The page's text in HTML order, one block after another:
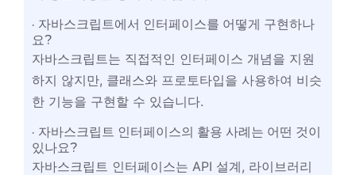
자바스크립트에서 인터페이스를 어떻게 구현하나
요?
자바스크립트는 직접적인 인터페이스 개념을 지원
하지 않지만, 클래스와 프로토타입을 사용하여 비슷
한 기능을 구현할 수 있습니다.
자바스크립트 인터페이스의 활용 사례는 어떤 것이
있나요?
자바스크립트 인터페이스는 API 설계, 라이브러리